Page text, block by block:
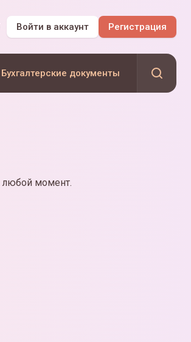
Войти в аккаунт Регистрация
Бухгалтерские документы
любой момент.